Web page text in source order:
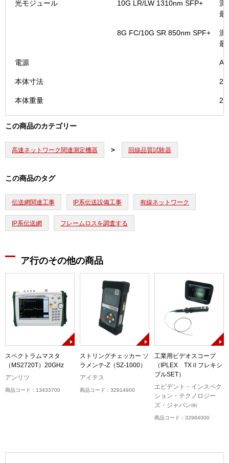
光モジュール 10G LR/LW 1310nm SFP+
測
最
8G FC/10G SR 850nm SPF+
測
最
電源
本体寸法
本体重量
この商品のカテゴリー
高速ネットワーク関連測定機器 回線品質試験器
この商品のタグ
伝送網関連工事 IP系伝送設備工事 有線ネットワーク
IP系伝送網 フレームロスを調査する
ア行のその他の商品
スペクトラムマスタ
（MS2720T）20GHz
アンリツ
商品コード：13433700
ストリングチェッカー ソ
ラメンテ-Z（SZ-1000）
アイテス
商品コード：32914900
工業用ビデオスコープ
（IPLEX TXⅡフレキシ
ブルSET）
エビデント・インスペク
ション・テクノロジー
ズ・ジャパン㈱
商品コード：32984000